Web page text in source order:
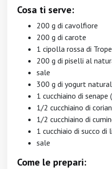
Cosa ti serve:
200 g di cavolfiore
200 g di carote
1 cipolla rossa di
200 g di piselli al
sale
300 g di yogurt
1 cucchiaino di
1/2 cucchiaino di
1/2 cucchiaino di
1 cucchiaio di succo
sale
Come le prepari: